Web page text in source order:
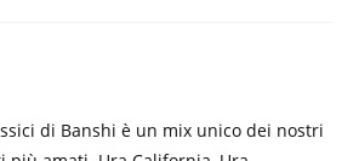
di Banshi è un mix unico dei nostri